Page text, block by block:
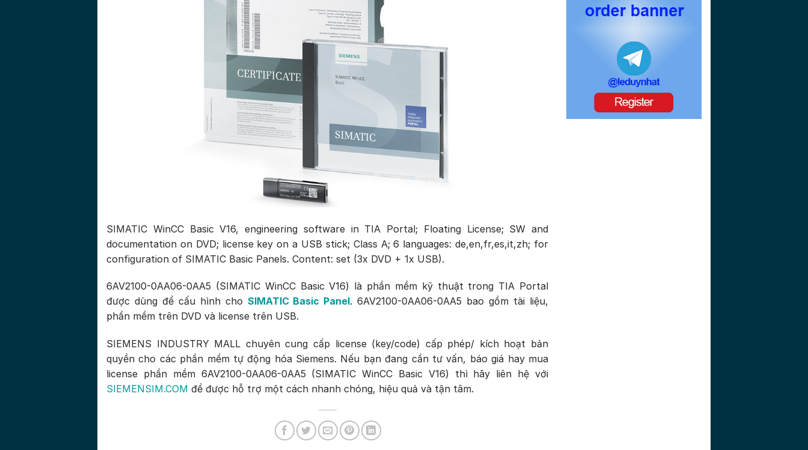
SIMATIC WinCC Basic V16, engineering software in TIA Portal; Floating License; SW and
documentation on DVD; license key on a USB stick; Class A; 6 languages: de,en,fr,es,it,zh; for
configuration of SIMATIC Basic Panels. Content: set (3x DVD + 1x USB).
6AV2100-0AA06-0AA5 (SIMATIC WinCC Basic V16) là phần mềm kỹ thuật trong TIA Portal
được dùng để cấu hình cho SIMATIC Basic Panel. 6AV2100-0AA06-0AA5 bao gồm tài liệu,
phần mềm trên DVD và license trên USB.
SIEMENS INDUSTRY MALL chuyên cung cấp license (key/code) cấp phép/ kích hoạt bản
quyền cho các phần mềm tự động hóa Siemens. Nếu bạn đang cần tư vấn, báo giá hay mua
license phần mềm 6AV2100-0AA06-0AA5 (SIMATIC WinCC Basic V16) thì hãy liên hệ với
SIEMENSIM.COM để được hỗ trợ một cách nhanh chóng, hiệu quả và tận tâm.